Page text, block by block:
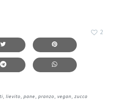
2
,lievito,pane,pranzo,vegan,zucca